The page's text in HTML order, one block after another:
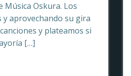
Oskura. Los
aprovechando su gira
y plateamos si
[…]